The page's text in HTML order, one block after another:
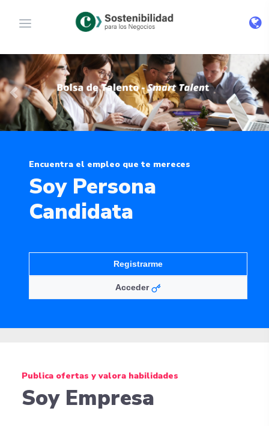
Previous
Encuentra el empleo que te mereces
Soy Persona
Candidata
Registrarme
Acceder
Publica ofertas y valora habilidades
Soy Empresa